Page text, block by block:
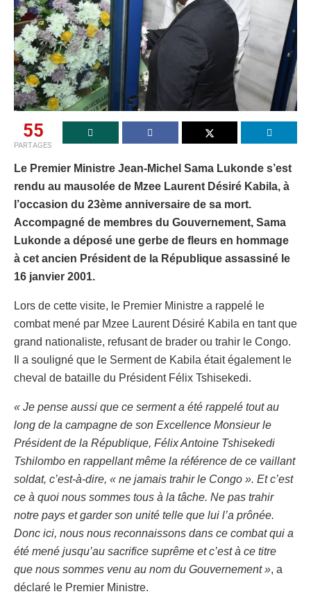
55
PARTAGES
Le Premier Ministre Jean-Michel Sama Lukonde s’est
rendu au mausolée de Mzee Laurent Désiré Kabila, à
l’occasion du 23ème anniversaire de sa mort.
Accompagné de membres du Gouvernement, Sama
Lukonde a déposé une gerbe de fleurs en hommage
à cet ancien Président de la République assassiné le
16 janvier 2001.
Lors de cette visite, le Premier Ministre a rappelé le
combat mené par Mzee Laurent Désiré Kabila en tant que
grand nationaliste, refusant de brader ou trahir le Congo.
Il a souligné que le Serment de Kabila était également le
cheval de bataille du Président Félix Tshisekedi.
« Je pense aussi que ce serment a été rappelé tout au
long de la campagne de son Excellence Monsieur le
Président de la République, Félix Antoine Tshisekedi
Tshilombo en rappellant même la référence de ce vaillant
soldat, c’est-à-dire, « ne jamais trahir le Congo ». Et c’est
ce à quoi nous sommes tous à la tâche. Ne pas trahir
notre pays et garder son unité telle que lui l’a prônée.
Donc ici, nous nous reconnaissons dans ce combat qui a
été mené jusqu’au sacrifice suprême et c’est à ce titre
que nous sommes venu au nom du Gouvernement », a
déclaré le Premier Ministre.